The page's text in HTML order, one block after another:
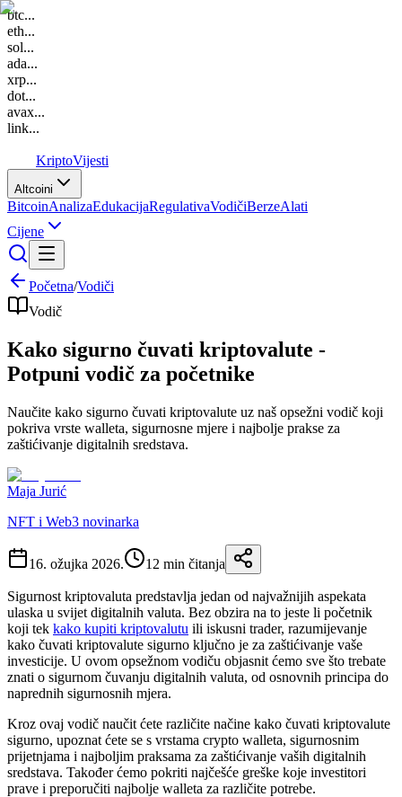
btc...
eth...
sol...
ada...
xrp...
dot...
avax...
link...
KriptoVijesti
Altcoini
BitcoinAnalizaEdukacijaRegulativaVodičiBerzeAlati
Cijene
Početna/Vodiči
Vodič
Kako sigurno čuvati kriptovalute -
Potpuni vodič za početnike
Naučite kako sigurno čuvati kriptovalute uz naš opsežni vodič koji
pokriva vrste walleta, sigurnosne mjere i najbolje prakse za
zaštićivanje digitalnih sredstava.
Maja Jurić
NFT i Web3 novinarka
16. ožujka 2026. 12 min čitanja
Sigurnost kriptovaluta predstavlja jedan od najvažnijih aspekata
ulaska u svijet digitalnih valuta. Bez obzira na to jeste li početnik
koji tek kako kupiti kriptovalutu ili iskusni trader, razumijevanje
kako čuvati kriptovalute sigurno ključno je za zaštićivanje vaše
investicije. U ovom opsežnom vodiču objasnit ćemo sve što trebate
znati o sigurnom čuvanju digitalnih valuta, od osnovnih principa do
naprednih sigurnosnih mjera.
Kroz ovaj vodič naučit ćete različite načine kako čuvati kriptovalute
sigurno, upoznat ćete se s vrstama crypto walleta, sigurnosnim
prijetnjama i najboljim praksama za zaštićivanje vaših digitalnih
sredstava. Također ćemo pokriti najčešće greške koje investitori
prave i preporučiti najbolje walleta za različite potrebe.